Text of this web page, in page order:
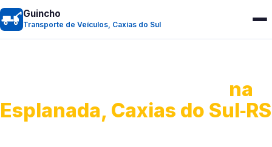
Guincho
Transporte de Veículos, Caxias do Sul
na
Esplanada, Caxias do Sul‑RS